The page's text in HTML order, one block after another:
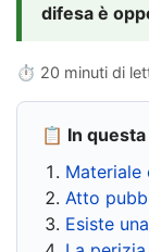
difesa è
⏱ 20 minuti di
📋 In
Materiale
Atto
Esiste